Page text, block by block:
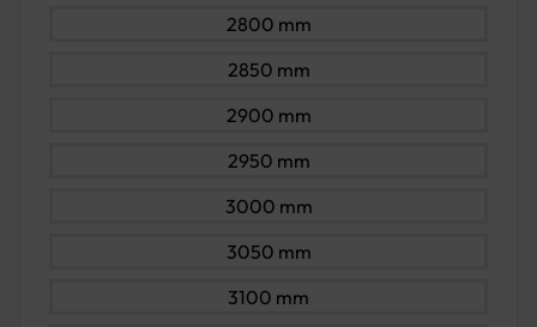
2800 mm
2850 mm
2900 mm
2950 mm
3000 mm
3050 mm
3100 mm